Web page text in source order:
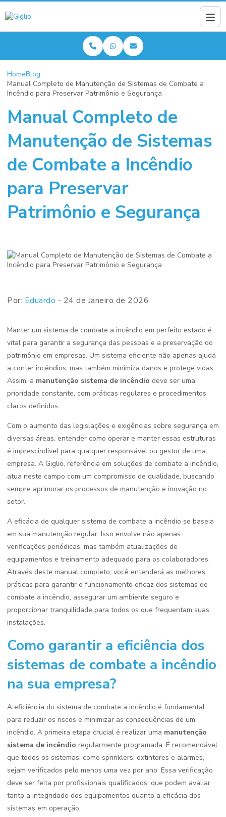
HomeBlog
Manual Completo de Manutenção de Sistemas de Combate a
Incêndio para Preservar Patrimônio e Segurança
Manual Completo de
Manutenção de Sistemas
de Combate a Incêndio
para Preservar
Patrimônio e Segurança
Por: Eduardo - 24 de Janeiro de 2026
Manter um sistema de combate a incêndio em perfeito estado é
vital para garantir a segurança das pessoas e a preservação do
patrimônio em empresas. Um sistema eficiente não apenas ajuda
a conter incêndios, mas também minimiza danos e protege vidas.
Assim, a manutenção sistema de incêndio deve ser uma
prioridade constante, com práticas regulares e procedimentos
claros definidos.
Com o aumento das legislações e exigências sobre segurança em
diversas áreas, entender como operar e manter essas estruturas
é imprescindível para qualquer responsável ou gestor de uma
empresa. A Giglio, referência em soluções de combate a incêndio,
atua neste campo com um compromisso de qualidade, buscando
sempre aprimorar os processos de manutenção e inovação no
setor.
A eficácia de qualquer sistema de combate a incêndio se baseia
em sua manutenção regular. Isso envolve não apenas
verificações periódicas, mas também atualizações de
equipamentos e treinamento adequado para os colaboradores.
Através deste manual completo, você entenderá as melhores
práticas para garantir o funcionamento eficaz dos sistemas de
combate a incêndio, assegurar um ambiente seguro e
proporcionar tranquilidade para todos os que frequentam suas
instalações.
Como garantir a eficiência dos
sistemas de combate a incêndio
na sua empresa?
A eficiência do sistema de combate a incêndio é fundamental
para reduzir os riscos e minimizar as consequências de um
incêndio. A primeira etapa crucial é realizar uma manutenção
sistema de incêndio regularmente programada. É recomendável
que todos os sistemas, como sprinklers, extintores e alarmes,
sejam verificados pelo menos uma vez por ano. Essa verificação
deve ser feita por profissionais qualificados, que podem avaliar
tanto a integridade dos equipamentos quanto a eficácia dos
sistemas em operação.